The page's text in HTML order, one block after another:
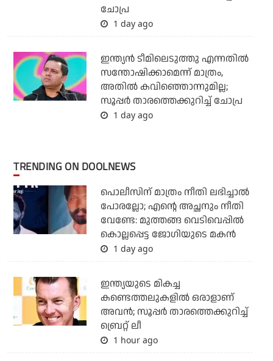
ചോപ്ര
1 day ago
ഇന്ത്യന്‍ ടീമിലെടുത്തു എന്നതില്‍
സന്തോഷിക്കാമെന്ന് മാത്രം,
അതില്‍ കവിഞ്ഞൊന്നുമില്ല;
സൂപ്പര്‍ താരത്തെക്കുറിച്ച് ചോപ്ര
1 day ago
TRENDING ON DOOLNEWS
പൊലീസിന് മാത്രം നീതി ലഭിച്ചാല്‍
പോരല്ലോ; എന്റെ അച്ഛനും നീതി
വേണ്ടേ: മുത്തങ്ങ വെടിവെപ്പില്‍
കൊല്ലപ്പെട്ട ജോഗിയുടെ മകന്‍
1 day ago
ഇന്ത്യയുടെ മികച്ച
കണ്ടെത്തലുകളില്‍ ഒരാളാണ്
അവന്‍; സൂപ്പര്‍ താരത്തെക്കുറിച്ച്
ബ്രെറ്റ് ലീ
1 hour ago